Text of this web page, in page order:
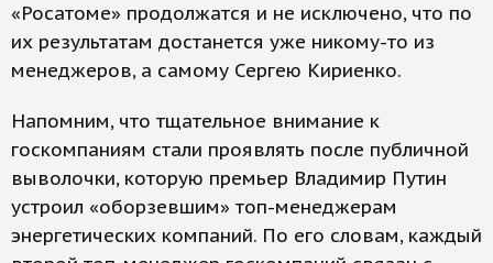
«Росатоме» продолжатся и не исключено, что по
их результатам достанется уже никому-то из
менеджеров, а самому Сергею Кириенко.
Напомним, что тщательное внимание к
госкомпаниям стали проявлять после публичной
выволочки, которую премьер Владимир Путин
устроил «оборзевшим» топ-менеджерам
энергетических компаний. По его словам, каждый